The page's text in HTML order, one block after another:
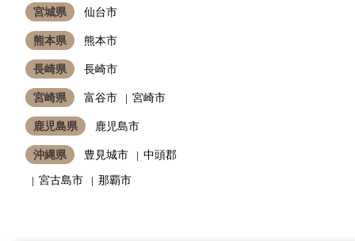
宮城県 仙台市
熊本県 熊本市
長崎県 長崎市
宮崎県 富谷市 宮崎市
鹿児島県 鹿児島市
沖縄県 豊見城市
中頭郡
宮古島市
那覇市